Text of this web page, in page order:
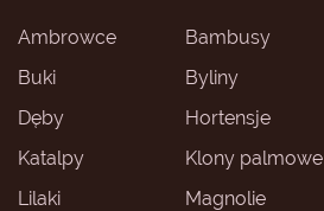
Ambrowce Bambusy
Buki
Byliny
Dęby
Hortensje
Katalpy
Klony palmowe
Lilaki
Magnolie